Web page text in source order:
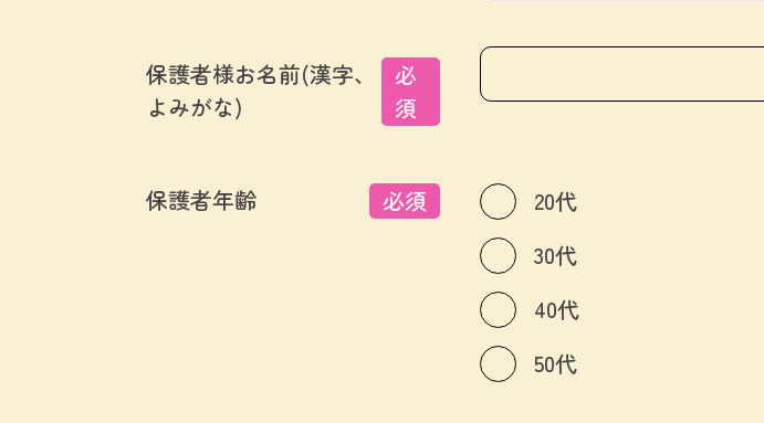
保護者様お名前(漢字、
よみがな)
必
須
保護者年齢 必須
20代
30代
40代
50代